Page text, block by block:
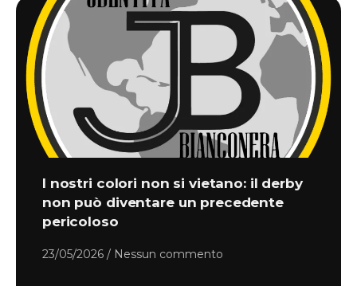
I nostri colori non si vietano: il derby
non può diventare un precedente
pericoloso
23/05/2026 Nessun commento